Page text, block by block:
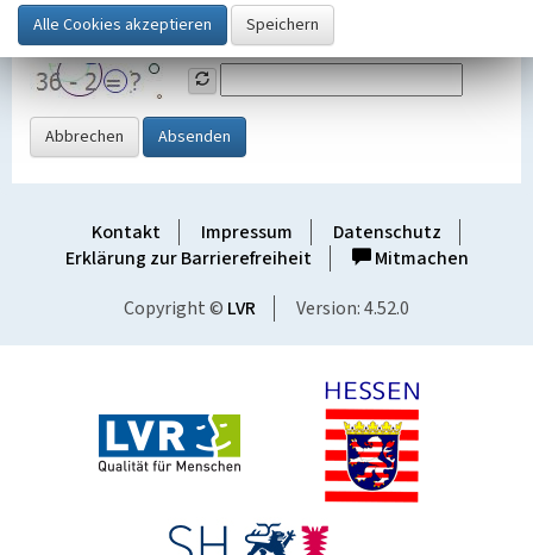
SicherheitsabfrageTragen Sie unten das Rechenergebnis aus der
Grafik ein
Abbrechen Absenden
Kontakt Impressum
Datenschutz
Erklärung zur Barrierefreiheit
Mitmachen
Copyright © LVR Version: 4.52.0